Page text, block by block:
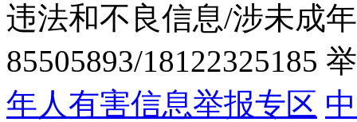
违法和不良信息/涉未成
85505893/18122325185
年人有害信息举报专区